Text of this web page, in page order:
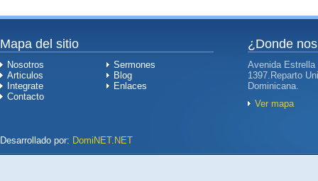
Mapa del sitio
Nosotros
Sermones
Articulos
Blog
Integrate
Enlaces
Contacto
¿Donde
Avenida
1397.Reparto
Dominicana.
Ver mapa
Desarrollado por: DomiNET.NET